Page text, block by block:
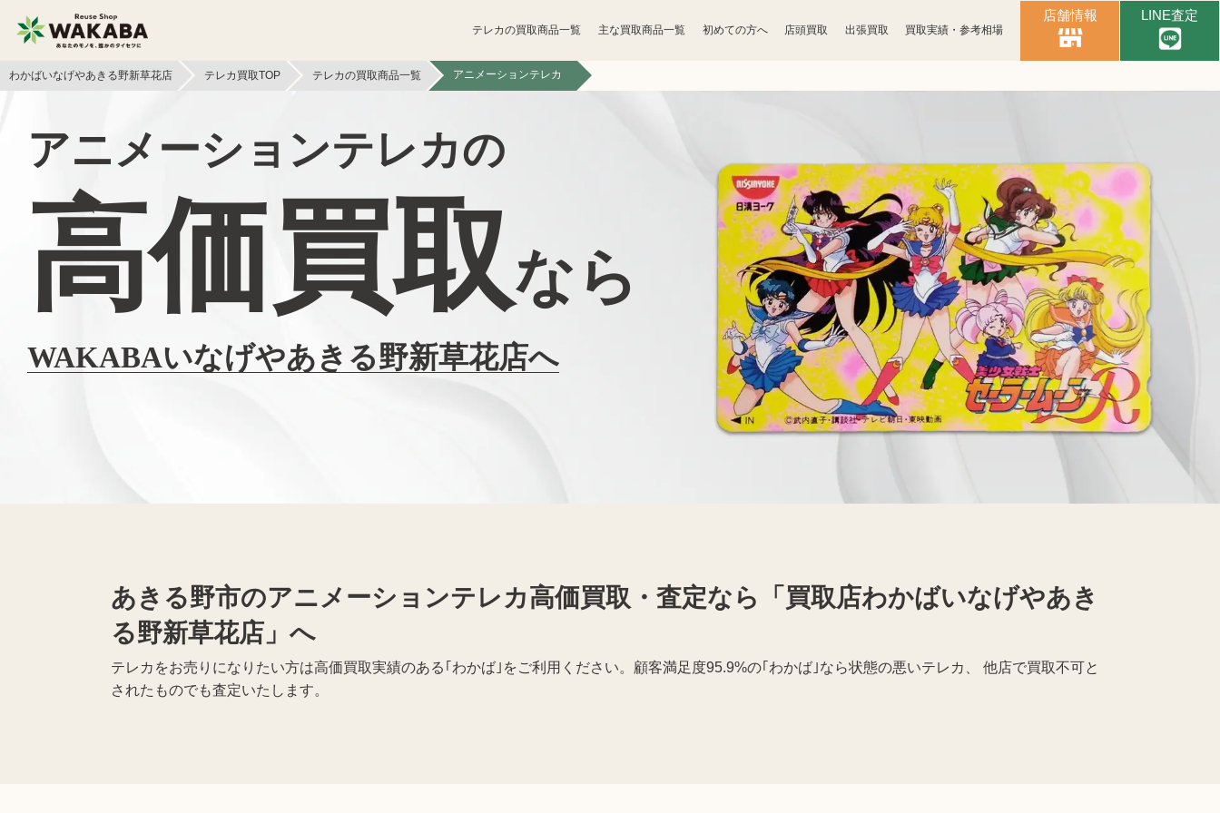
テレカの買取商品一覧 主な買取商品一覧
切手買取 テレカ買取 香水買取
フィギュア買取 鉄道模型買取 ゲーム買取
パソコン
周辺機器買取
スマホ買取 文具買取
ライター買取 骨董品買取 食器買取 金券買取
イヤホン
ヘッドホン買取
ボードゲーム買取 家電買取 工具買取 アパレル買取 照明・ライト買取
携帯電話買取 Apple買取 レコード買取
初めての方へ 店頭買取 出張買取 買取実績・参考相場
店舗情報 LINE査定
わかばいなげやあきる野新草花店 テレカ買取TOP テレカの買取商品一覧 アニメーションテレカ
アニメーションテレカの
高価買取なら
WAKABAいなげやあきる野新草花店へ
あきる野市のアニメーションテレカ高価買取・査定なら「買取店わかばいなげやあき
る野新草花店」へ
テレカをお売りになりたい方は高価買取実績のある｢わかば｣をご利用ください。顧客満足度95.9%の｢わかば｣なら状態の悪いテレカ、 他店で買取不可と
されたものでも査定いたします。